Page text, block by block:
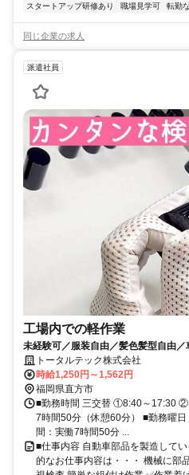
スタートアップ研修あり
職場見学可 転勤な
同じ企業の求人
派遣社員
工場内での軽作業
未経験可／服装自由／髪色髪型自由
トータルテック株式会社
時給1,250円～1,562円
福岡県直方市
■勤務時間 三交替 ①8:40～17:30
7時間50分（休憩60分） ■勤務曜
間：実働7時間50分 ...
■仕事内容 自動車部品を製造して
的なお仕事内容は・・・ 機械に部